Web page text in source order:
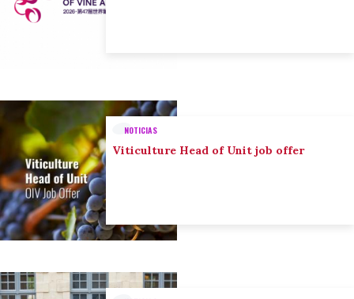
NOTICIAS
Viticulture Head of Unit job offer